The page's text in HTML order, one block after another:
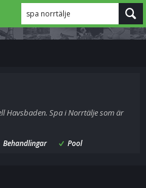
spa norrtälje
Havsbaden. Spa i Norrtälje som är
Behandlingar Pool